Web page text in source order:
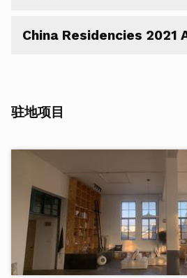
China Residencies 2021
驻地项目